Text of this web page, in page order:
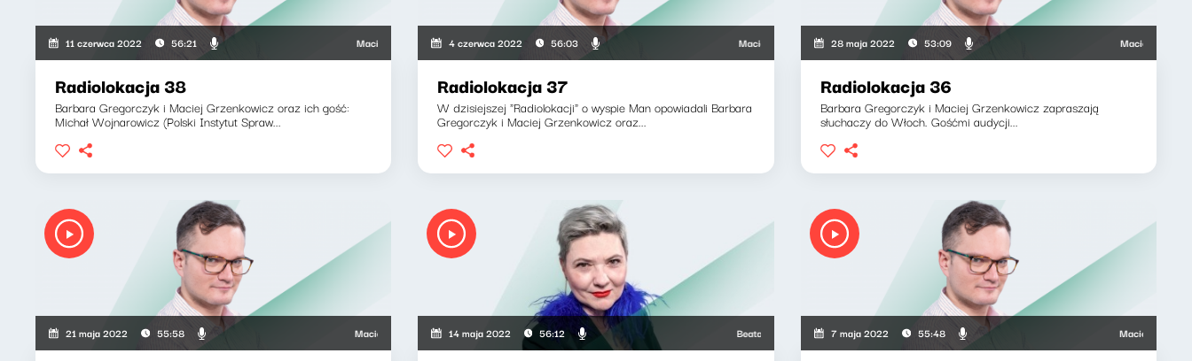
11 czerwca 2022 56:21 Maciej Grzenkowicz, Barbara Gregorczyk
Radiolokacja 38
Barbara Gregorczyk i Maciej Grzenkowicz oraz ich gość:
Michał Wojnarowicz (Polski Instytut Spraw...
4 czerwca 2022 56:03 Maciej Grzenkowicz, Barbara Gregorczyk
Radiolokacja 37
W dzisiejszej "Radiolokacji" o wyspie Man opowiadali Barbara
Gregorczyk i Maciej Grzenkowicz oraz...
28 maja 2022 53:09 Maciej
Radiolokacja 36
Barbara Gregorczyk i Maciej Grzenkowicz zapraszają
słuchaczy do Włoch. Gośćmi audycji...
21 maja 2022 55:58 Maciej Grzenkowicz, Barbara Gregorczyk
14 maja 2022 56:12 Beata Grabarczyk, Maciej Grzenkowicz
7 maja 2022 55:48 Maciej